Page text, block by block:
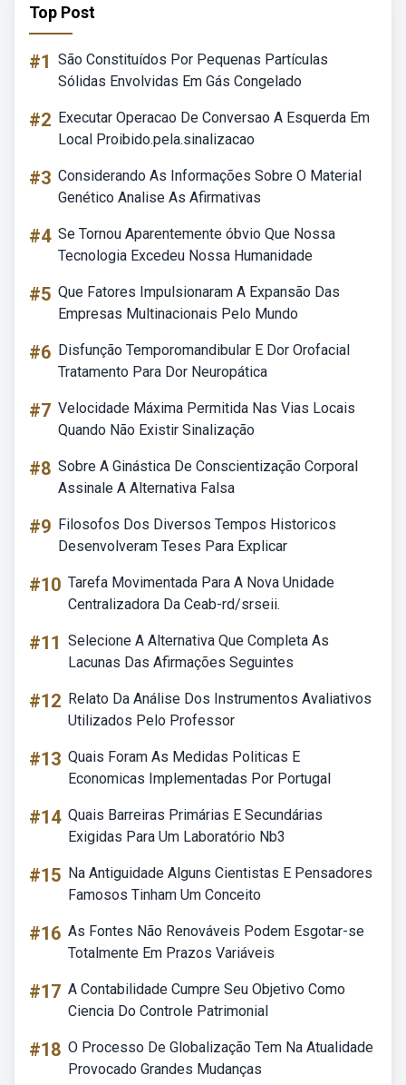
Top Post
#1 São Constituídos Por Pequenas Partículas
Sólidas Envolvidas Em Gás Congelado
#2 Executar Operacao De Conversao A Esquerda Em
Local Proibido.pela.sinalizacao
#3 Considerando As Informações Sobre O Material
Genético Analise As Afirmativas
#4 Se Tornou Aparentemente óbvio Que Nossa
Tecnologia Excedeu Nossa Humanidade
#5 Que Fatores Impulsionaram A Expansão Das
Empresas Multinacionais Pelo Mundo
#6 Disfunção Temporomandibular E Dor Orofacial
Tratamento Para Dor Neuropática
#7 Velocidade Máxima Permitida Nas Vias Locais
Quando Não Existir Sinalização
#8 Sobre A Ginástica De Conscientização Corporal
Assinale A Alternativa Falsa
#9 Filosofos Dos Diversos Tempos Historicos
Desenvolveram Teses Para Explicar
#10 Tarefa Movimentada Para A Nova Unidade
Centralizadora Da Ceab-rd/srseii.
#11 Selecione A Alternativa Que Completa As
Lacunas Das Afirmações Seguintes
#12 Relato Da Análise Dos Instrumentos Avaliativos
Utilizados Pelo Professor
#13 Quais Foram As Medidas Politicas E
Economicas Implementadas Por Portugal
#14 Quais Barreiras Primárias E Secundárias
Exigidas Para Um Laboratório Nb3
#15 Na Antiguidade Alguns Cientistas E Pensadores
Famosos Tinham Um Conceito
#16 As Fontes Não Renováveis Podem Esgotar-se
Totalmente Em Prazos Variáveis
#17 A Contabilidade Cumpre Seu Objetivo Como
Ciencia Do Controle Patrimonial
#18 O Processo De Globalização Tem Na Atualidade
Provocado Grandes Mudanças